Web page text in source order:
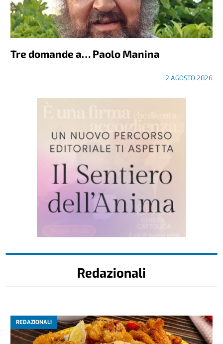
Tre domande a… Paolo Manina
2 AGOSTO 2026
Redazionali
REDAZIONALI